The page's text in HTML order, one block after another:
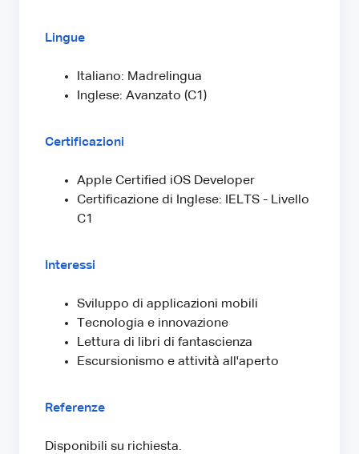
Lingue
Italiano: Madrelingua
Inglese: Avanzato (C1)
Certificazioni
Apple Certified iOS Developer
Certificazione di Inglese: IELTS - Livello
C1
Interessi
Sviluppo di applicazioni mobili
Tecnologia e innovazione
Lettura di libri di fantascienza
Escursionismo e attività all'aperto
Referenze
Disponibili su richiesta.